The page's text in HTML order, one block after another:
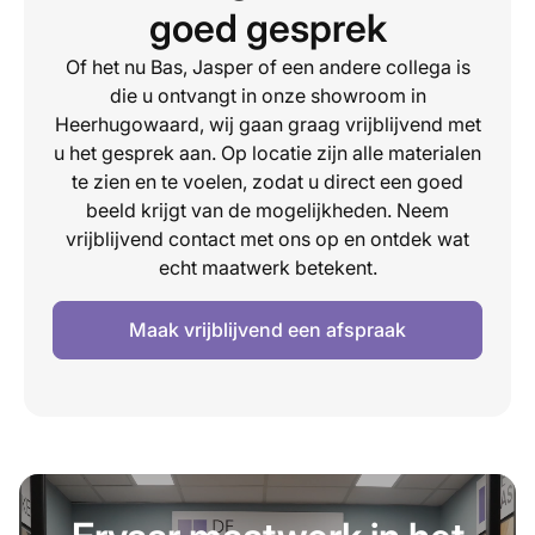
goed gesprek
Of het nu Bas, Jasper of een andere collega is
die u ontvangt in onze showroom in
Heerhugowaard, wij gaan graag vrijblijvend met
u het gesprek aan. Op locatie zijn alle materialen
te zien en te voelen, zodat u direct een goed
beeld krijgt van de mogelijkheden. Neem
vrijblijvend contact met ons op en ontdek wat
echt maatwerk betekent.
Maak vrijblijvend een afspraak